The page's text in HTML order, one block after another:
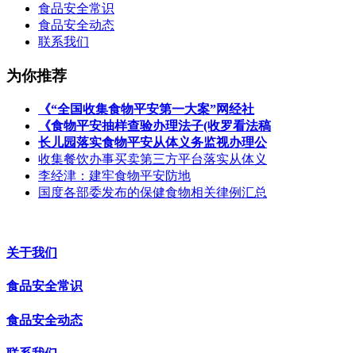
食品安全常识
食品安全动态
联系我们
为你推荐
《“全国收集食物平安第一大案”网经社
《食物平安抽样查验办理法子(收罗看法稿
长儿园落实食物平安从体义务监视办理公
收集餐饮办事买卖第三方平台落实从体义
李经津：建牢食物平安防地
国度各部委发布的保健食物相关律例汇总
关于我们
食品安全常识
食品安全动态